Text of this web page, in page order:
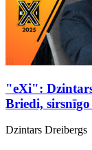
"eXi":
Briedi,
Dzintars Dreibergs